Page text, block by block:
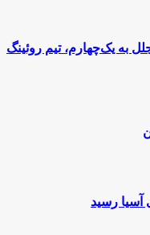
به یک‌چهارم، تیم روئینگ
آسیا رسید